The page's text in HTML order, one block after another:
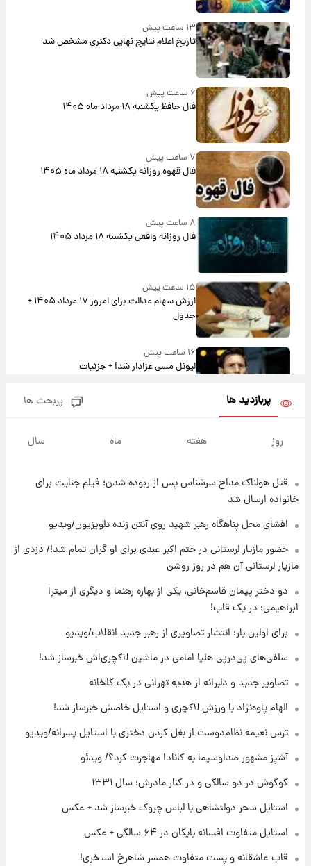
۱۳ ساعت پیش
تاریخ اعلام نتایج نهایی دکتری مشخص شد
۶ ساعت پیش
فال حافظ یکشنبه ۱۸ مرداد ماه ۱۴۰۵
۷ ساعت پیش
فال قهوه روزانه یکشنبه ۱۸ مرداد ماه ۱۴۰۵
۸ ساعت پیش
فال روزانه واقعی یکشنبه ۱۸ مرداد ۱۴۰۵
۱۵ ساعت پیش
ارزش سهام عدالت برای امروز ۱۷ مرداد ۱۴۰۵ +
جدول
۱۶ ساعت پیش
لیونل مسی عزادار شد! + جزئیات
جهانی در آمریکا + فیلم
۱۹ ساعت پیش
۱۹ ساعت پیش
تصاویر عمامه بستن به شیوه خاتمی/ویدیو
افشای محل پناهگاه‌ رهبر شهید روی آنتن زنده
تلویزیون/ویدیو
۲۲ ساعت پیش
ثریا اسفندیاری بعد از طلاق و در دیدار با گروه
بیتلز
۲۲ ساعت پیش
ادعای جنجالی درباره اینفانتینو؛ اتهام پرداخت
پربازدید ها پربحث ها
روز هفته ماه سال
قتل هولناک مداح سرشناس پس از ربوده شدن؛ فیلم جنایت برای
خانواده ارسال شد
افشای محل پناهگاه‌ رهبر شهید روی آنتن زنده تلویزیون/ویدیو
حضور مازیار لرستانی در ختم اکبر عبدی برای او گران تمام شد!/ دزدی از
مازیار لرستانی آن هم در روز روشن
دو دختر پیمان قاسم‌خانی، یکی از بهاره رهنما و دیگری از میترا
ابراهیمی؛ در یک قاب!
برای اولین بار؛ انتشار تصاویری از رهبر جدید انقلاب/ویدیو
سلفی‌های پی‌درپی هلیا امامی در ماشین لاکچری‌اش خبرساز شد!
تصاویر جدید و دلبرانه از هدیه تهرانی در یک گلخانه
الهام پاوه‌نژاد با ورزش لاکچری و استایل خاصش خبرساز شد!
ترس نعیمه نظام‌دوست از بغل کردن دختری با استایل پسرانه/ویدیو
آشپز مشهور صداوسیما به کانادا مهاجرت کرد؟/ ویدئو
گوگوش در دو سالگی و در کنار مادرش؛ سال ۱۳۳۱
استایل سحر دولتشاهی با لباس چروک خبرساز شد + عکس
استایل متفاوت افسانه بایگان در ۶۴ سالگی + عکس
قاب عاشقانه و پست متفاوت همسر شاهرخ استخری!